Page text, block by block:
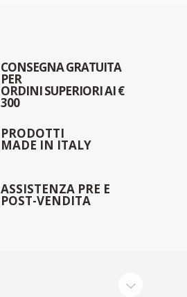
CONSEGNA GRATUITA
PER
ORDINI SUPERIORI AI €
300
PRODOTTI
MADE IN ITALY
ASSISTENZA PRE E
POST-VENDITA